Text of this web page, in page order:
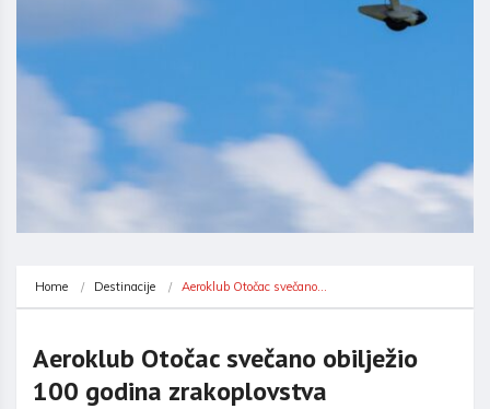
Home Destinacije Aeroklub Otočac svečano…
Aeroklub Otočac svečano obilježio
100 godina zrakoplovstva